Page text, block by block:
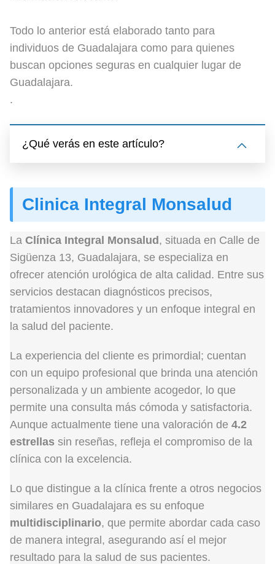
Todo lo anterior está elaborado tanto para
individuos de Guadalajara como para quienes
buscan opciones seguras en cualquier lugar de
Guadalajara.
.
¿Qué verás en este artículo?
Clinica Integral Monsalud
La Clínica Integral Monsalud , situada en Calle de
Sigüenza 13, Guadalajara, se especializa en
ofrecer atención urológica de alta calidad. Entre sus
servicios destacan diagnósticos precisos,
tratamientos innovadores y un enfoque integral en
la salud del paciente.
La experiencia del cliente es primordial; cuentan
con un equipo profesional que brinda una atención
personalizada y un ambiente acogedor, lo que
permite una consulta más cómoda y satisfactoria.
Aunque actualmente tiene una valoración de 4.2
estrellas sin reseñas, refleja el compromiso de la
clínica con la excelencia.
Lo que distingue a la clínica frente a otros negocios
similares en Guadalajara es su enfoque
multidisciplinario, que permite abordar cada caso
de manera integral, asegurando así el mejor
resultado para la salud de sus pacientes.